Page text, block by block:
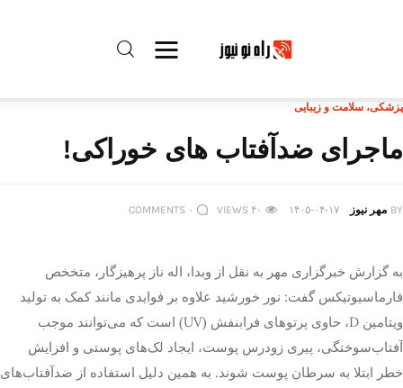
راه نو نیوز
ارتباط با راه‌ نو نیوز
حفظ حریم شخصی
قوانین بازنشر
تبلیغات راه نو نیوز
پزشکی، سلامت و زیبایی
ماجرای ضدآفتاب های خوراکی!
BY مهر نیوز ۱۴۰۵-۰۴-۱۷ ۴۰ VIEWS ۰ COMMENTS
به گزارش خبرگزاری مهر به نقل از وبدا، اله ناز پرهیزگار، متخخص
فارماسیوتیکس گفت: نور خورشید علاوه بر فوایدی مانند کمک به تولید
ویتامین D، حاوی پرتوهای فرابنفش (UV) است که می‌توانند موجب
آفتاب‌سوختگی، پیری زودرس پوست، ایجاد لک‌های پوستی و افزایش
خطر ابتلا به سرطان پوست شوند. به همین دلیل استفاده از ضدآفتاب‌های